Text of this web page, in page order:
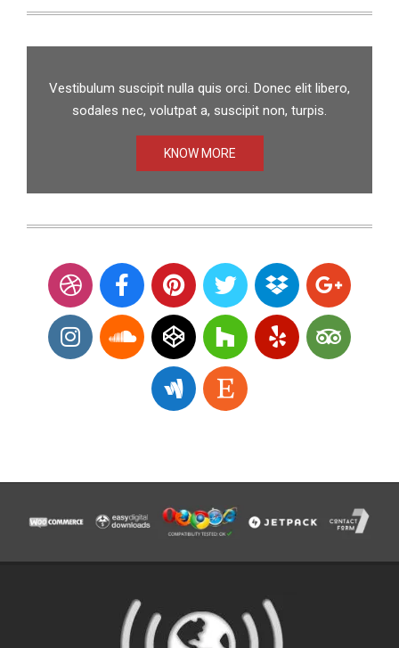
Vestibulum suscipit nulla quis orci. Donec elit libero,
sodales nec, volutpat a, suscipit non, turpis.
KNOW MORE